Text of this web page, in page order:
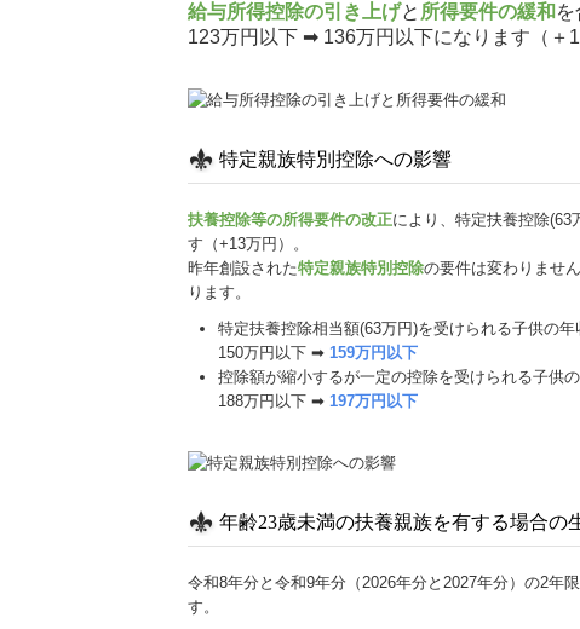
給与所得控除の引き上げと 所得要件の緩和
123万円以下 ➡ 136万円以下になります（＋
特定親族特別控除への影響
扶養控除等の所得要件の改正により、特定扶養控除(63
す（+13万円）。
昨年創設された特定親族特別控除の要件は変わりません
ります。
特定扶養控除相当額(63万円)を受けられる子供の年
150万円以下 ➡ 159万円以下
控除額が縮小するが一定の控除を受けられる子供
188万円以下 ➡ 197万円以下
年齢23歳未満の扶養親族を有する場合の
令和8年分と令和9年分（2026年分と2027年分）の2年
す。